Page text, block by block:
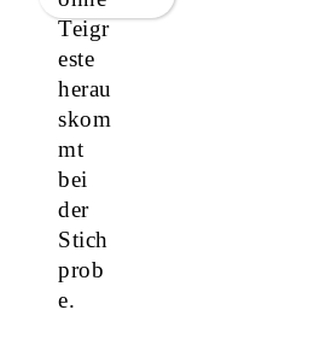
Teigr
este
herau
skom
mt
bei
der
Stich
prob
e.